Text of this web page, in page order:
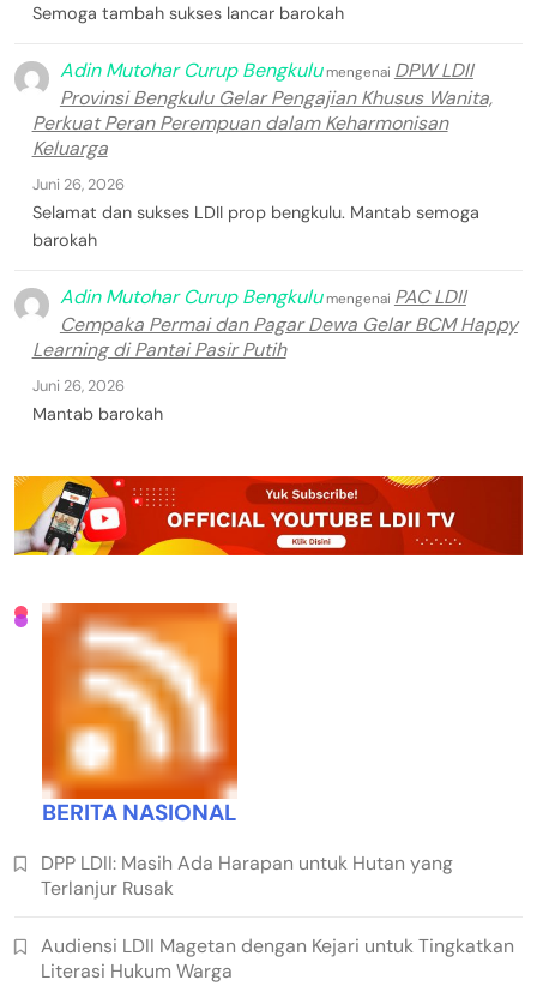
Semoga tambah sukses lancar barokah
Adin Mutohar Curup Bengkulumengenai DPW LDII
Provinsi Bengkulu Gelar Pengajian Khusus Wanita,
Perkuat Peran Perempuan dalam Keharmonisan
Keluarga
Juni 26, 2026
Selamat dan sukses LDII prop bengkulu. Mantab semoga
barokah
Adin Mutohar Curup Bengkulumengenai PAC LDII
Cempaka Permai dan Pagar Dewa Gelar BCM Happy
Learning di Pantai Pasir Putih
Juni 26, 2026
Mantab barokah
BERITA NASIONAL
DPP LDII: Masih Ada Harapan untuk Hutan yang
Terlanjur Rusak
Audiensi LDII Magetan dengan Kejari untuk Tingkatkan
Literasi Hukum Warga